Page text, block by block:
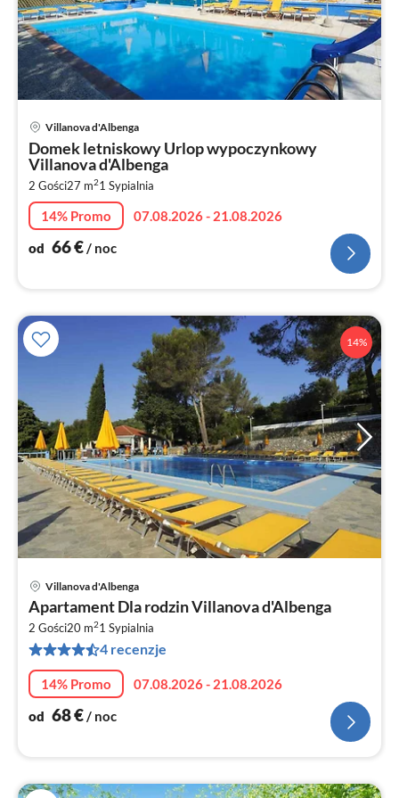
Villanova d'Albenga
Domek letniskowy Urlop wypoczynkowy
Villanova d'Albenga
2 Gości27 m21 Sypialnia
14% Promo
07.08.2026 - 21.08.2026
od 66€/ noc
14%
Villanova d'Albenga
Apartament Dla rodzin Villanova d'Albenga
2 Gości20 m21 Sypialnia
4 recenzje
14% Promo
07.08.2026 - 21.08.2026
od 68€/ noc